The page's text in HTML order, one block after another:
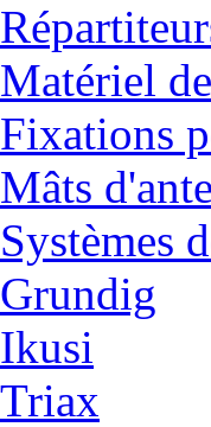
Matériel
Fixations
Mâts
Systèmes
Grundig
Ikusi
Triax